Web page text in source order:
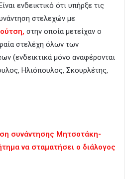
ενδεικτικό ότι υπήρξε τις
στελεχών με
στην οποία μετείχαν ο
στελέχη όλων των
(ενδεικτικά μόνο αναφέρονται
Ηλιόπουλος, Σκουρλέτης,
συνάντησης Μητσοτάκη-
να σταματήσει ο διάλογος